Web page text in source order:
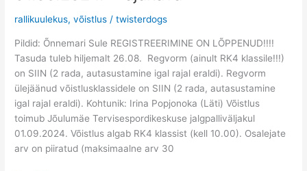
rallikuulekus,võistlus /twisterdogs
Pildid: Õnnemari Sule REGISTREERIMINE ON LÕPPENUD!!!!
Tasuda tuleb hiljemalt 26.08. Regvorm (ainult RK4 klassile!!!)
on SIIN (2 rada, autasustamine igal rajal eraldi). Regvorm
ülejäänud võistlusklassidele on SIIN (2 rada, autasustamine
igal rajal eraldi). Kohtunik: Irina Popjonoka (Läti) Võistlus
toimub Jõulumäe Tervisespordikeskuse jalgpalliväljakul
01.09.2024. Võistlus algab RK4 klassist (kell 10.00). Osalejate
arv on piiratud (maksimaalne arv 30